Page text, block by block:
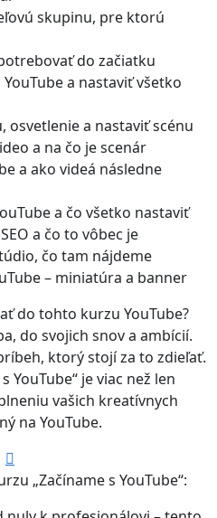
skupinu, pre ktorú
do začiatku
a nastaviť všetko
osvetlenie a nastaviť scénu
a na čo je scenár
a ako videá následne
a čo všetko nastaviť
a čo to vôbec je
čo tam nájdeme
– miniatúra a banner
do tohto kurzu YouTube?
do svojich snov a ambícií.
ktorý stojí za to zdieľať.
YouTube“ je viac než len
vašich kreatívnych
na YouTube.
„Začíname s YouTube“: